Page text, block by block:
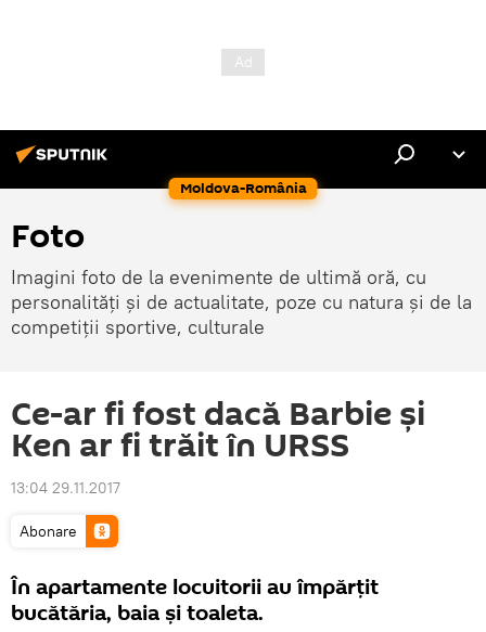
Moldova-România
Foto
Imagini foto de la evenimente de ultimă oră, cu
personalități și de actualitate, poze cu natura și de la
competiții sportive, culturale
Ce-ar fi fost dacă Barbie și
Ken ar fi trăit în URSS
13:04 29.11.2017
Abonare
În apartamente locuitorii au împărțit
bucătăria, baia și toaleta.